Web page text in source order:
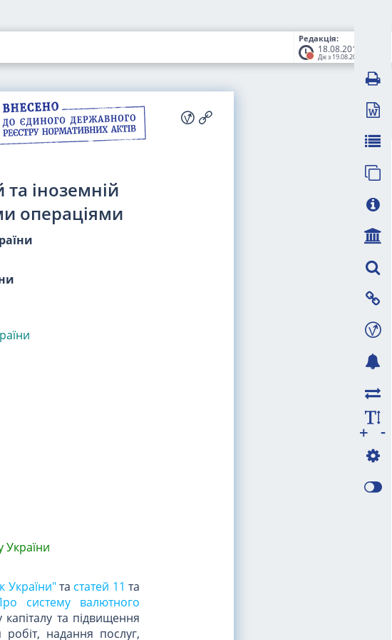
Редакція:
18.08.2016
Діє з 19.08.2016
іноземній
операціями
України
України"та статей 11 та
систему валютного
та підвищення
надання послуг,
-
+